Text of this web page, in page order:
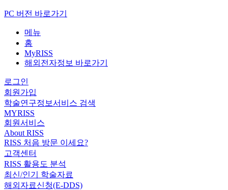
PC 버전 바로가기
메뉴
홈
MyRISS
해외전자정보 바로가기
로그인
회원가입
학술연구정보서비스 검색
MYRISS
회원서비스
About RISS
RISS 처음 방문 이세요?
고객센터
RISS 활용도 분석
최신/인기 학술자료
해외자료신청(E-DDS)